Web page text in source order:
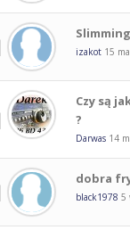
izakot 15
Czy są
?
Darwas 14
dobra
black1978 5